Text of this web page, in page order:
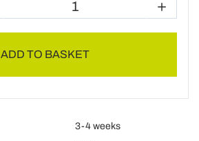
ADD TO BASKET
3-4 weeks